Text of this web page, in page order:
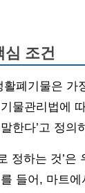
심 조건
폐기물은 가
물관리법에
한다’고 정의
정하는 것’
들어, 마트